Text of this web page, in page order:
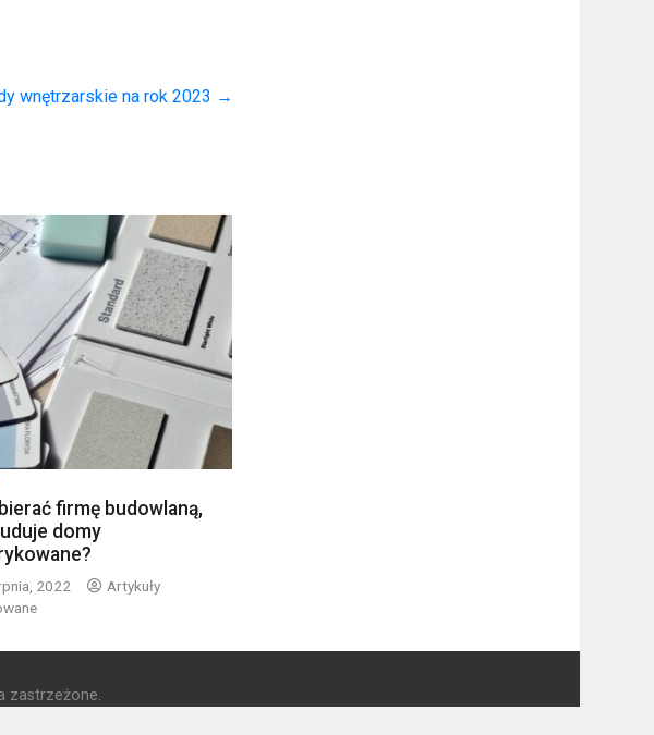
wnętrzarskie na rok 2023 →
firmę budowlaną,
domy
2022
Artykuły
zastrzeżone.